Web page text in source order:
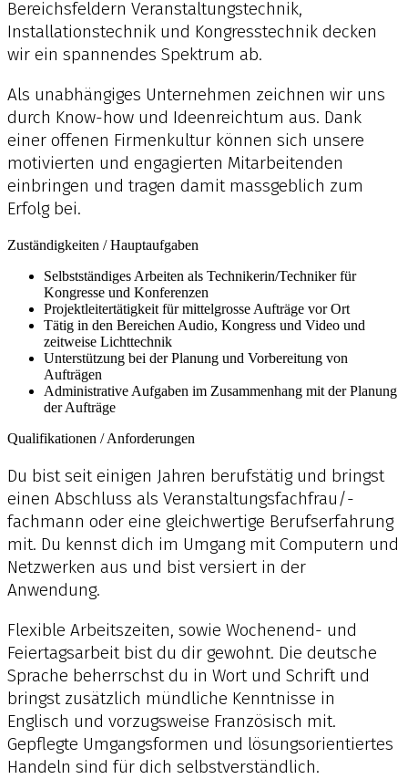
Bereichsfeldern Veranstaltungstechnik,
Installationstechnik und Kongresstechnik decken
wir ein spannendes Spektrum ab.
Als unabhängiges Unternehmen zeichnen wir uns
durch Know-how und Ideenreichtum aus. Dank
einer offenen Firmenkultur können sich unsere
motivierten und engagierten Mitarbeitenden
einbringen und tragen damit massgeblich zum
Erfolg bei.
Zuständigkeiten / Hauptaufgaben
Selbstständiges Arbeiten als Technikerin/Techniker für
Kongresse und Konferenzen
Projektleitertätigkeit für mittelgrosse Aufträge vor Ort
Tätig in den Bereichen Audio, Kongress und Video und
zeitweise Lichttechnik
Unterstützung bei der Planung und Vorbereitung von
Aufträgen
Administrative Aufgaben im Zusammenhang mit der Planung
der Aufträge
Qualifikationen / Anforderungen
Du bist seit einigen Jahren berufstätig und bringst
einen Abschluss als Veranstaltungsfachfrau/-
fachmann oder eine gleichwertige Berufserfahrung
mit. Du kennst dich im Umgang mit Computern und
Netzwerken aus und bist versiert in der
Anwendung.
Flexible Arbeitszeiten, sowie Wochenend- und
Feiertagsarbeit bist du dir gewohnt. Die deutsche
Sprache beherrschst du in Wort und Schrift und
bringst zusätzlich mündliche Kenntnisse in
Englisch und vorzugsweise Französisch mit.
Gepflegte Umgangsformen und lösungsorientiertes
Handeln sind für dich selbstverständlich.